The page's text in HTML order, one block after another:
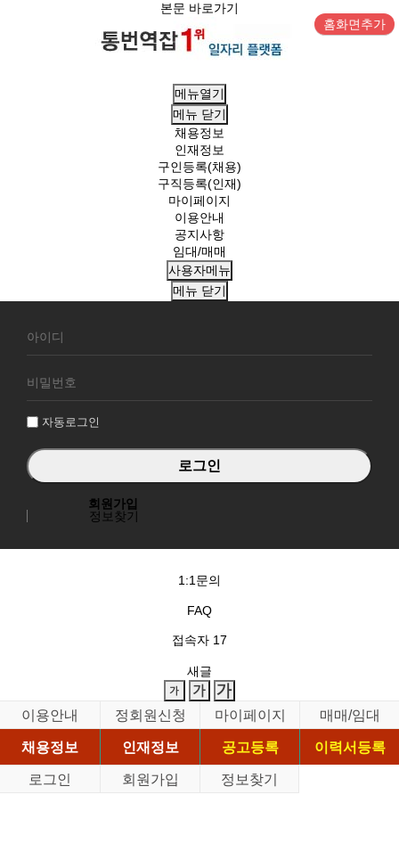
본문 바로가기
홈화면추가
메뉴열기
메뉴 닫기
채용정보
인재정보
구인등록(채용)
구직등록(인재)
마이페이지
이용안내
공지사항
임대/매매
사용자메뉴
메뉴 닫기
원
그
자동로그인
회원가입
정보찾기
1:1문의
FAQ
접속자 17
새글
이용안내 정회원신청 마이페이지
매매/임대
채용정보
인재정보 공고등록
이력서등록
로그인
회원가입 정보찾기